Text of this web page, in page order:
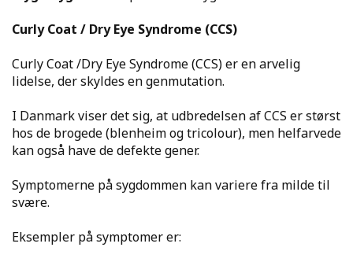
Curly Coat / Dry Eye Syndrome (CCS)
Curly Coat /Dry Eye Syndrome (CCS) er en arvelig
lidelse, der skyldes en genmutation.
I Danmark viser det sig, at udbredelsen af CCS er størst
hos de brogede (blenheim og tricolour), men helfarvede
kan også have de defekte gener.
Symptomerne på sygdommen kan variere fra milde til
svære.
Eksempler på symptomer er: